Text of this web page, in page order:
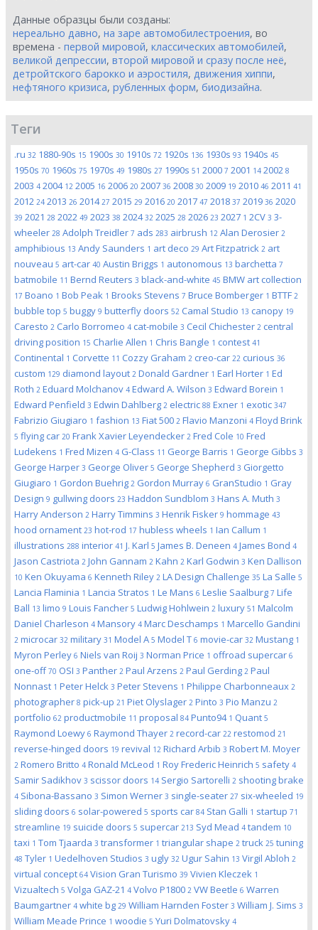
Данные образцы были созданы:
нереально давно, на заре автомобилестроения, во
времена - первой мировой, классических автомобилей,
великой депрессии, второй мировой и сразу после неё,
детройтского барокко и аэростиля, движения хиппи,
нефтяного кризиса, рубленных форм, биодизайна.
Теги
.ru 32 1880-90s 15 1900s 30 1910s 72 1920s 136 1930s 93 1940s 45
1950s 70 1960s 75 1970s 49 1980s 27 1990s 51 2000 7 2001 14 2002 8
2003 4 2004 12 2005 16 2006 20 2007 36 2008 30 2009 19 2010 46 2011 41
2012 24 2013 26 201427 2015 29 2016 20 2017 47 2018 37 2019 36 2020
39 2021 28 2022 49 2023 38 202432 2025 28 2026 23 2027 1 2CV 3 3-
wheeler 28 Adolph Treidler 7 ads 283 airbrush 12 Alan Derosier 2
amphibious 13 Andy Saunders 1 art deco 29 Art Fitzpatrick 2 art
nouveau 5 art-car 40 Austin Briggs 1 autonomous 13 barchetta 7
batmobile 11 Bernd Reuters 3 black-and-white 45 BMW art collection
17 Boano 1 Bob Peak 1 Brooks Stevens 7 Bruce Bomberger 1 BTTF 2
bubble top 5 buggy 9 butterfly doors 52 Camal Studio 13 canopy 19
Caresto 2 Carlo Borromeo 4 cat-mobile 3 Cecil Chichester 2 central
driving position 15 Charlie Allen 1 Chris Bangle 1 contest 41
Continental 1 Corvette 11 Cozzy Graham 2 creo-car 22 curious 36
custom 129 diamond layout 2 Donald Gardner 1 Earl Horter 1 Ed
Roth 2 Eduard Molchanov 4 Edward A. Wilson 3 Edward Borein 1
Edward Penfield 3 Edwin Dahlberg 2 electric 88 Exner 1 exotic 347
Fabrizio Giugiaro 1 fashion 13 Fiat 500 2 Flavio Manzoni 4 Floyd Brink
5 flying car 20 Frank Xavier Leyendecker 2 Fred Cole 10 Fred
Ludekens 1 Fred Mizen 4 G-Class 11 George Barris 1 George Gibbs 3
George Harper 3 George Oliver 5 George Shepherd 3 Giorgetto
Giugiaro 1 Gordon Buehrig 2 Gordon Murray 6 GranStudio 1 Gray
Design 9 gullwing doors 23 Haddon Sundblom 3 Hans A. Muth 3
Harry Anderson 2 Harry Timmins 3 Henrik Fisker 9 hommage 43
hood ornament 23 hot-rod 17 hubless wheels 1 Ian Callum 1
illustrations 288 interior 41 J. Karl 5 James B. Deneen 4 James Bond 4
Jason Castriota 2 John Gannam 2 Kahn 2 Karl Godwin 3 Ken Dallison
10 Ken Okuyama 6 Kenneth Riley 2 LA Design Challenge 35 La Salle 5
Lancia Flaminia 1 Lancia Stratos 1 Le Mans 6 Leslie Saalburg 7 Life
Ball 13 limo 9 Louis Fancher 5 Ludwig Hohlwein 2 luxury 51 Malcolm
Daniel Charleson 4 Mansory 4 Marc Deschamps 1 Marcello Gandini
2 microcar 32 military 31 Model A 5 Model T 6 movie-car 32 Mustang 1
Myron Perley 6 Niels van Roij 3 Norman Price 1 offroad supercar 6
one-off70 OSI 3 Panther 2 Paul Arzens 2 Paul Gerding 2 Paul
Nonnast 1 Peter Helck 3 Peter Stevens 1 Philippe Charbonneaux 2
photographer 8 pick-up 21 Piet Olyslager 2 Pinto 3 Pio Manzu 2
portfolio 62 productmobile 11 proposal 84 Punto94 1 Quant 5
Raymond Loewy 6 Raymond Thayer 2 record-car 22 restomod 21
reverse-hinged doors 19 revival 12 Richard Arbib 3 Robert M. Moyer
2 Romero Britto 4 Ronald McLeod 1 Roy Frederic Heinrich 5 safety 4
Samir Sadikhov 3 scissor doors 14 Sergio Sartorelli 2 shooting brake
4 Sibona-Bassano 3 Simon Werner 3 single-seater 27 six-wheeled 19
sliding doors 6 solar-powered 5 sports car 84 Stan Galli 1 startup 71
streamline 19 suicide doors 5 supercar 213 Syd Mead 4 tandem 10
taxi 1 Tom Tjaarda 3 transformer 1 triangular shape 2 truck 25 tuning
48 Tyler 1 Uedelhoven Studios 3 ugly 32 Ugur Sahin 13 Virgil Abloh 2
virtual concept 64 Vision Gran Turismo 39 Vivien Kleczek 1
Vizualtech 5 Volga GAZ-21 4 Volvo P1800 2 VW Beetle 6 Warren
Baumgartner 4 white bg 29 William Harnden Foster 3 William J. Sims 3
William Meade Prince 1 woodie 5 Yuri Dolmatovsky 4